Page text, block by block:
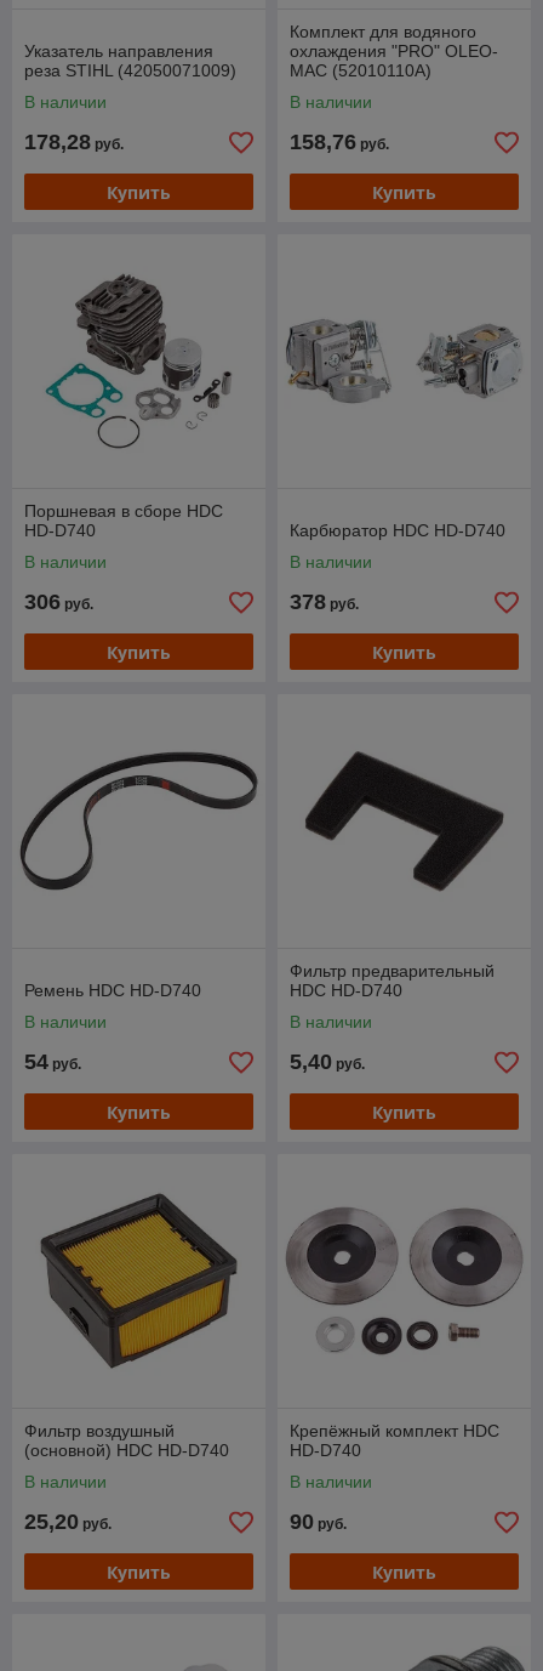
Указатель направления
реза STIHL (42050071009)
В наличии
178,28 руб.
Купить
Комплект для водяного
охлаждения "PRO" OLEO-
MAC (52010110A)
В наличии
158,76 руб.
Купить
Поршневая в сборе HDC
HD-D740
В наличии
306 руб.
Купить
Карбюратор HDC HD-D740
В наличии
378 руб.
Купить
Ремень HDC HD-D740
В наличии
54 руб.
Купить
Фильтр предварительный
HDC HD-D740
В наличии
5,40 руб.
Купить
Фильтр воздушный
(основной) HDC HD-D740
В наличии
25,20 руб.
Купить
Крепёжный комплект HDC
HD-D740
В наличии
90 руб.
Купить